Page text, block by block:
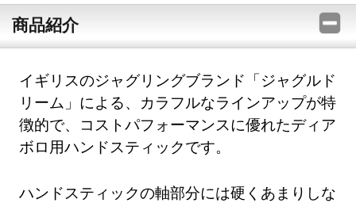
商品紹介
イギリスのジャグリングブランド「ジャグルド
リーム」による、カラフルなラインアップが特
徴的で、コストパフォーマンスに優れたディア
ボロ用ハンドスティックです。
ハンドスティックの軸部分には硬くあまりしな